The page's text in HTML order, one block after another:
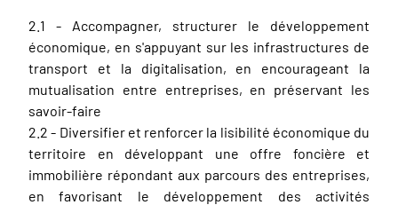
2.1 - Accompagner, structurer le développement
économique, en s'appuyant sur les infrastructures de
transport et la digitalisation, en encourageant la
mutualisation entre entreprises, en préservant les
savoir-faire
2.2 - Diversifier et renforcer la lisibilité économique du
territoire en développant une offre foncière et
immobilière répondant aux parcours des entreprises,
en favorisant le développement des activités